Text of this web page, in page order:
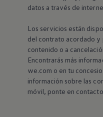
datos a través de
Los servicios están
del contrato acordado y
contenido o a
Encontrarás más
we.com o en tu
información sobre las
móvil, ponte en